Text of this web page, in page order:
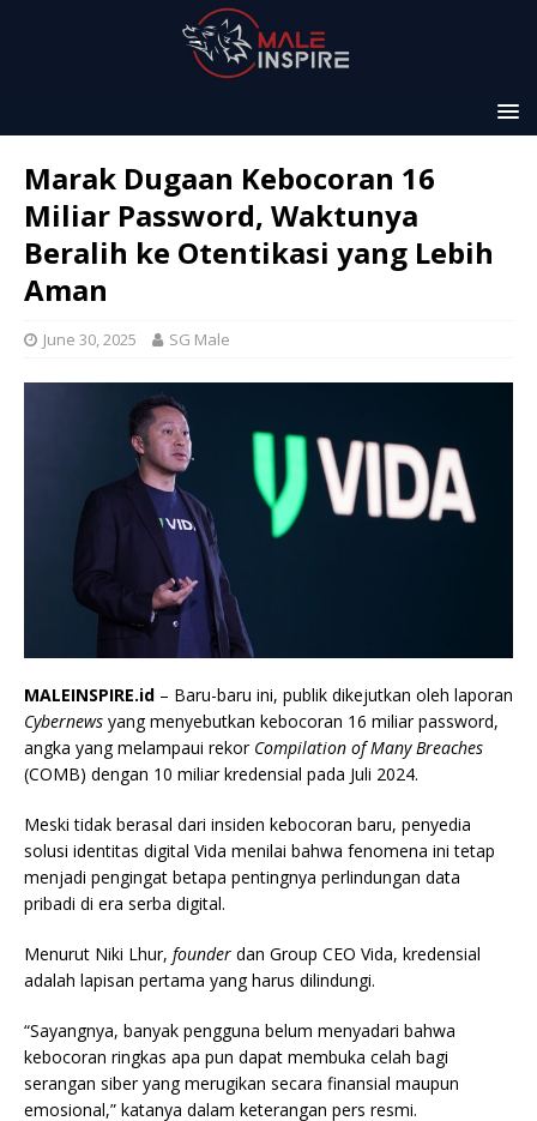
Marak Dugaan Kebocoran 16
Miliar Password, Waktunya
Beralih ke Otentikasi yang Lebih
Aman
June 30, 2025 SG Male
MALEINSPIRE.id – Baru-baru ini, publik dikejutkan oleh laporan
Cybernews yang menyebutkan kebocoran 16 miliar password,
angka yang melampaui rekor Compilation of Many Breaches
(COMB) dengan 10 miliar kredensial pada Juli 2024.
Meski tidak berasal dari insiden kebocoran baru, penyedia
solusi identitas digital Vida menilai bahwa fenomena ini tetap
menjadi pengingat betapa pentingnya perlindungan data
pribadi di era serba digital.
Menurut Niki Lhur, founder dan Group CEO Vida, kredensial
adalah lapisan pertama yang harus dilindungi.
“Sayangnya, banyak pengguna belum menyadari bahwa
kebocoran ringkas apa pun dapat membuka celah bagi
serangan siber yang merugikan secara finansial maupun
emosional,” katanya dalam keterangan pers resmi.